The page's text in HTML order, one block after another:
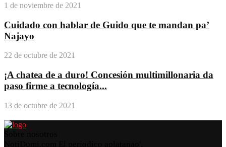
1 de noviembre de 2021
Cuidado con hablar de Guido que te mandan pa’
Najayo
22 de octubre de 2021
¡A chatea de a duro! Concesión multimillonaria da
paso firme a tecnología...
13 de octubre de 2021